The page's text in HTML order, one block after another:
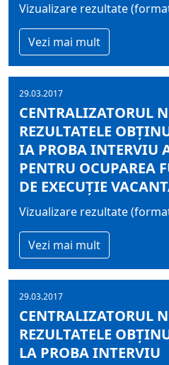
Vizualizare rezultate
Vezi mai mult
29.03.2017
CENTRALIZATORUL
REZULTATELE
IA PROBA INTERVIU
PENTRU OCUPAREA
DE EXECUŢIE
Vizualizare rezultate
Vezi mai mult
29.03.2017
CENTRALIZATORUL
REZULTATELE
LA PROBA INTERVIU